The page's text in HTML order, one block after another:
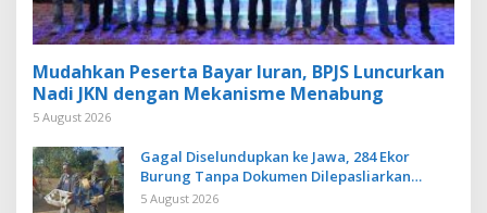
Mudahkan Peserta Bayar Iuran, BPJS Luncurkan
Nadi JKN dengan Mekanisme Menabung
5 August 2026
Gagal Diselundupkan ke Jawa, 284 Ekor
Burung Tanpa Dokumen Dilepasliarkan
Cegah Ancaman Penyakit
5 August 2026